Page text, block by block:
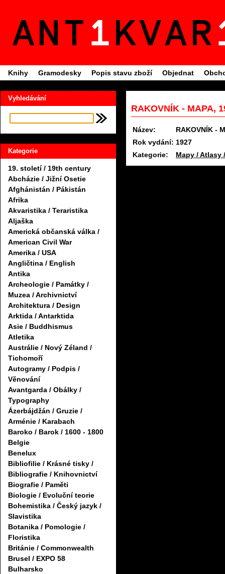
Knihy Gramodesky Popis stavu zboží Objednat
Vyhledávání
Kategorie
19. století / 19th century
Abcházie / Jižní Osetie
Afghánistán / Pákistán
Afrika
Akvaristika / Teraristika
Aljaška
Americká občanská válka /
American Civil War
Amerika / USA
Angličtina / English
Antika
Archeologie / Památky /
Muzea / Archivnictví
Architektura / Design
Arktida / Antarktida
Asie / Buddhismus
Atletika
Austrálie / Nový Zéland /
Tichomoří
Autogramy / Podpis /
Věnování
Avantgarda / Obálky /
Typography
Ázerbájdžán / Gruzie /
Arménie / Karabach
Baroko / Barok / 1600 - 1800
Belgie
Benelux
Bibliofilie / Krásné tisky /
Bibliografie / Knihovnictví
Biografie / Paměti
Biologie / Evoluční teorie
Bohemistika / Český jazyk /
Slavistika
Botanika / Pomologie /
Floristika
Británie / Commonwealth
Brusel / EXPO 58
Bulharsko
RAKOVNÍK - MAPA,
Název:
RAKOVNÍK -
Rok vydání: 1927
Kategorie:
Mapy / Atlasy